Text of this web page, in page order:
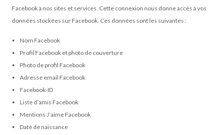
Facebook à nos sites et services. Cette connexion nous donne accès à vos
données stockées sur Facebook. Ces données sont les suivantes :
Nom Facebook
Profil Facebook et photo de couverture
Photo de profil Facebook
Adresse email Facebook
Facebook-ID
Liste d’amis Facebook
Mentions J’aime Facebook
Date de naissance